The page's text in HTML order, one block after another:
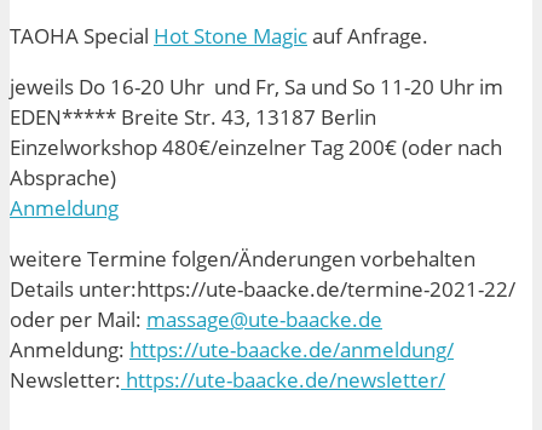
TAOHA Special Hot Stone Magicauf Anfrage.
jeweils Do 16-20 Uhr und Fr, Sa und So 11-20 Uhr im
EDEN***** Breite Str. 43, 13187 Berlin
Einzelworkshop 480€/einzelner Tag 200€ (oder nach
Absprache)
Anmeldung
weitere Termine folgen/Änderungen vorbehalten
Details unter:https://ute-baacke.de/termine-2021-22/
oder per Mail: massage@ute-baacke.de
Anmeldung: https://ute-baacke.de/anmeldung/
Newsletter: https://ute-baacke.de/newsletter/